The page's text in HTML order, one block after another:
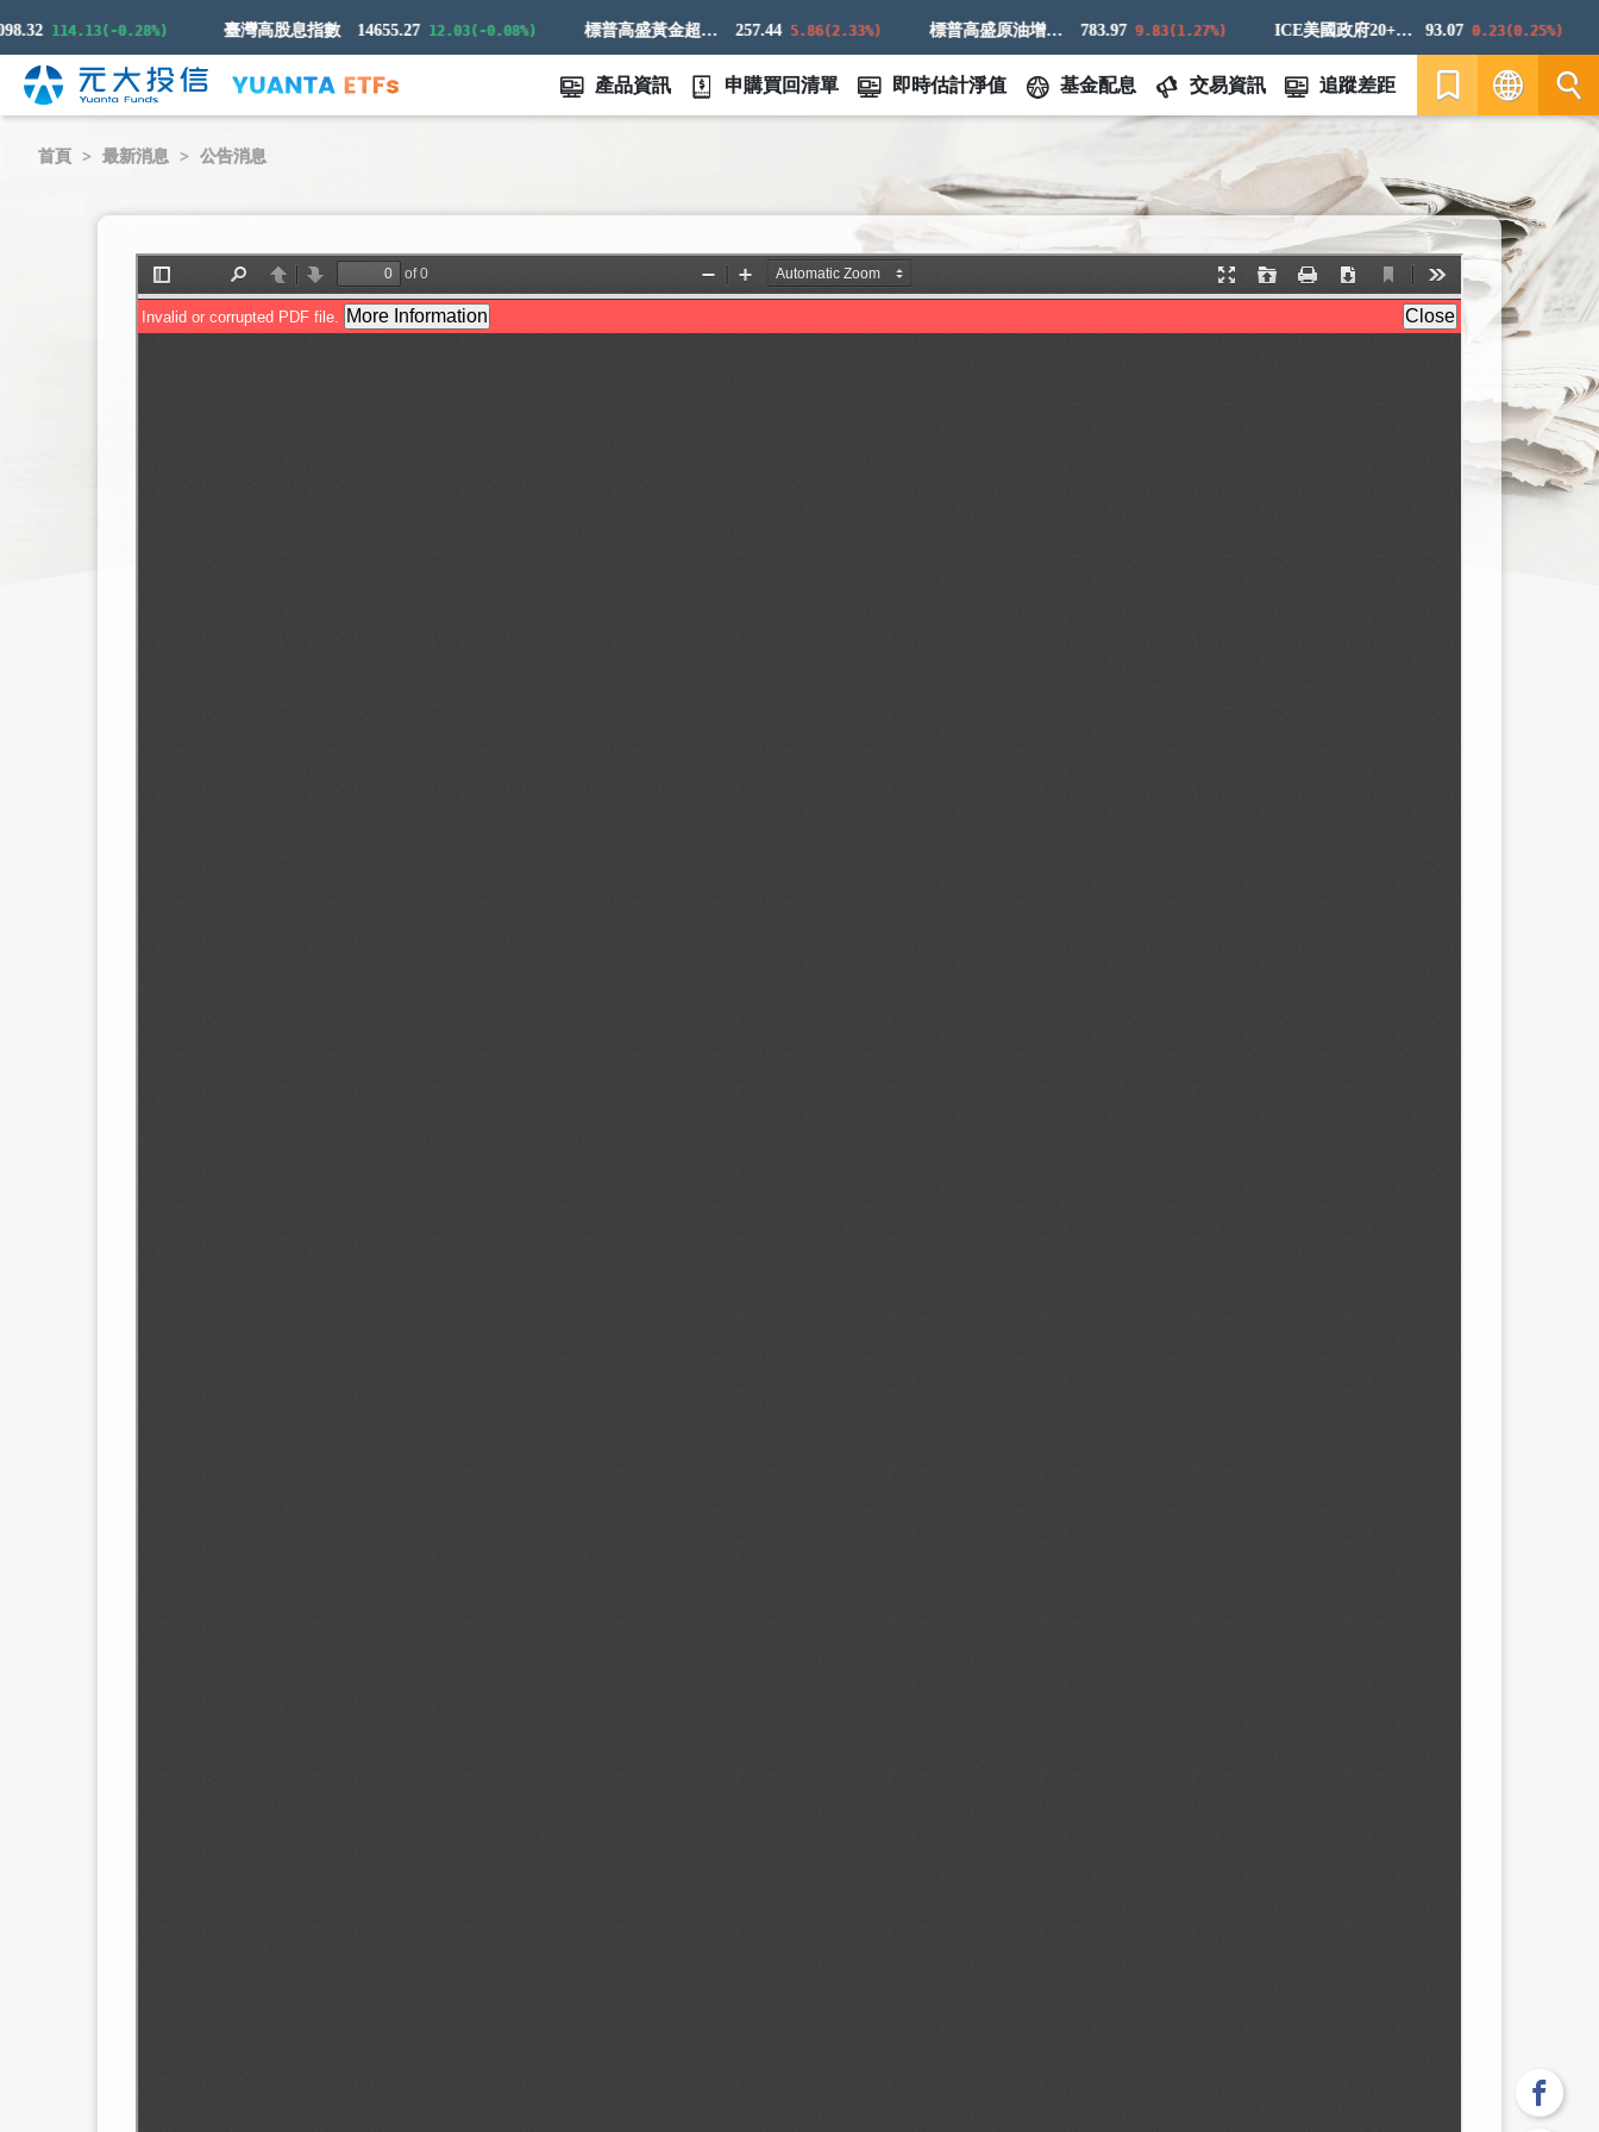
114.13(-0.28%) 臺灣高股息指數 14655.27 12.03(-0.08%) 標普高盛黃金超額回報指數 257.44 5.86(2.33%) 標普高盛原油增強超額回報指數 783.97 9.83(1.27%) ICE美國政府20+年期債券指數 93.07 0.23(0.25%)
產品資訊 申購買回清單 即時估計淨值 基金配息 交易資訊 追蹤差距
EN
首頁 最新消息 公告消息